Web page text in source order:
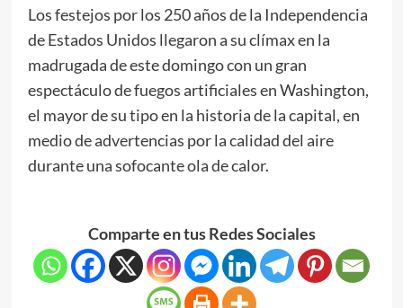
Los festejos por los 250 años de la Independencia
de Estados Unidos llegaron a su clímax en la
madrugada de este domingo con un gran
espectáculo de fuegos artificiales en Washington,
el mayor de su tipo en la historia de la capital, en
medio de advertencias por la calidad del aire
durante una sofocante ola de calor.
Comparte en tus Redes Sociales